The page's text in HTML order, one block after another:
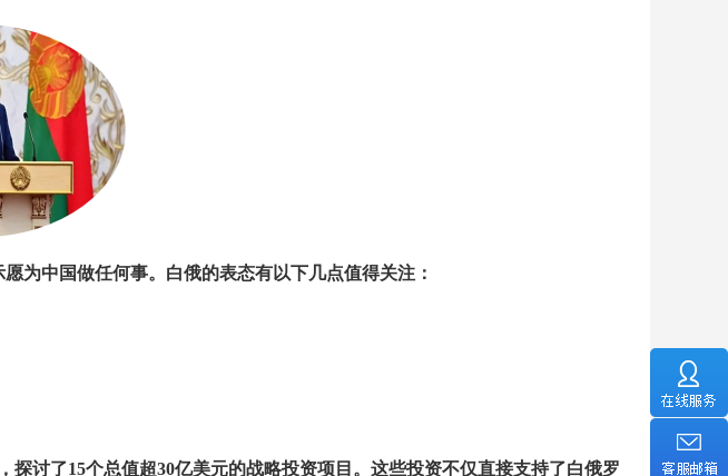
为中国做任何事。白俄的表态有以下几点值得关注：
探讨了15个总值超30亿美元的战略投资项目。这些投资不仅直接支持了白俄罗